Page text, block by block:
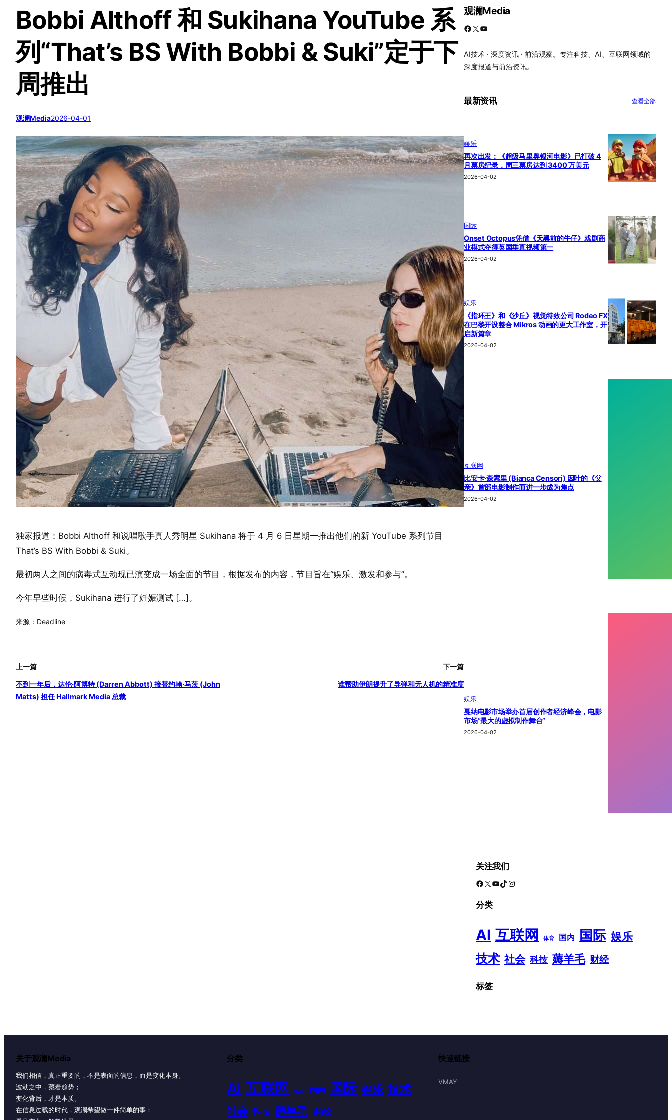
Bobbi Althoff 和 Sukihana YouTube 系
列“That’s BS With Bobbi & Suki”定于下
周推出
观澜Media2026-04-01
独家报道：Bobbi Althoff 和说唱歌手真人秀明星 Sukihana 将于 4 月 6 日星期一推出他们的新 YouTube 系列节目
That’s BS With Bobbi & Suki。
最初两人之间的病毒式互动现已演变成一场全面的节目，根据发布的内容，节目旨在“娱乐、激发和参与”。
今年早些时候，Sukihana 进行了妊娠测试 […]。
来源：Deadline
上一篇
不到一年后，达伦·阿博特 (Darren Abbott) 接替约翰·马茨 (John
Matts) 担任 Hallmark Media 总裁
下一篇
谁帮助伊朗提升了导弹和无人机的精准度
观澜Media
Facebook X YouTube
AI技术 · 深度资讯 · 前沿观察。专注科技、AI、互联网领域的
深度报道与前沿资讯。
最新资讯 查看全部
娱乐
再次出发：《超级马里奥银河电影》已打破 4
月票房纪录，周三票房达到 3400 万美元
2026-04-02
国际
Onset Octopus凭借《天黑前的牛仔》戏剧商
业模式夺得英国垂直视频第一
2026-04-02
娱乐
《指环王》和《沙丘》视觉特效公司 Rodeo FX
在巴黎开设整合 Mikros 动画的更大工作室，开
启新篇章
2026-04-02
互联网
比安卡·森索里 (Bianca Censori) 因叶的《父
亲》首部电影制作而进一步成为焦点
2026-04-02
娱乐
戛纳电影市场举办首届创作者经济峰会，电影
市场“最大的虚拟制作舞台”
2026-04-02
关注我们
Facebook X YouTube TikTok Instagram
分类
AI 互联网 体育 国内 国际 娱乐
技术 社会 科技 薅羊毛 财经
标签
关于观澜Media
我们相信，真正重要的，不是表面的信息，而是变化本身。
波动之中，藏着趋势；
变化背后，才是本质。
在信息过载的时代，观澜希望做一件简单的事：
分类
AI 互联网 体育 国内 国际 娱乐 技术
社会 科技 薅羊毛 财经
快速链接
VMAY